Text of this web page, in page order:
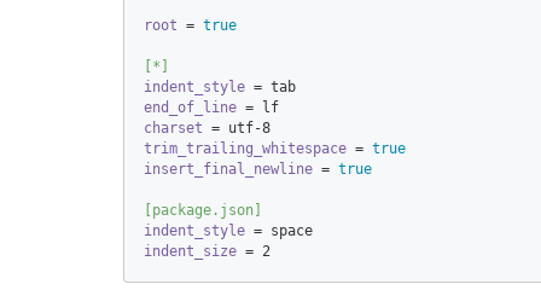
root = true
[*]
indent_style
end_of_line
charset = utf-8
trim_trailing_whitespace = true
insert_final_newline = true
[package.json]
indent_style
indent_size = 2